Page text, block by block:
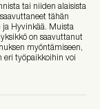
tai niiden alaisista
tähän
ja Hyvinkää. Muista
on saavuttanut
myöntämiseen,
eri työpaikkoihin voi